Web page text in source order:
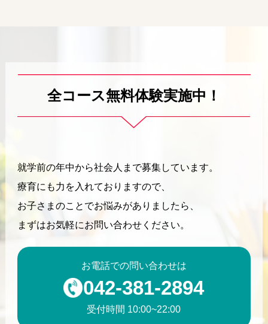
全コース無料体験実施中！
就学前の年中から社会人まで募集しています。
療育にも力を入れておりますので、
お子さまのことでお悩みがありましたら、
まずはお気軽にお問い合わせください。
お電話での問い合わせは
042-381-2894
受付時間 10:00~22:00